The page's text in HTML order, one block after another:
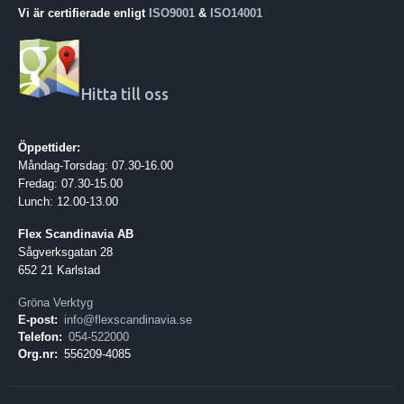
Vi är certifierade enligt ISO9001 & ISO14001
Hitta till oss
Öppettider:
Måndag-Torsdag: 07.30-16.00
Fredag: 07.30-15.00
Lunch: 12.00-13.00
Flex Scandinavia AB
Sågverksgatan 28
652 21 Karlstad
Gröna Verktyg
E-post: info@flexscandinavia.se
Telefon: 054-522000
Org.nr: 556209-4085